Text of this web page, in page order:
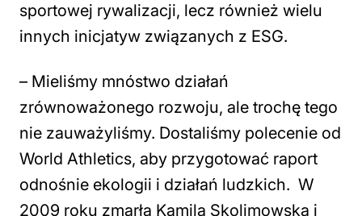
sportowej rywalizacji, lecz również wielu
innych inicjatyw związanych z ESG.
– Mieliśmy mnóstwo działań
zrównoważonego rozwoju, ale trochę tego
nie zauważyliśmy. Dostaliśmy polecenie od
World Athletics, aby przygotować raport
odnośnie ekologii i działań ludzkich. W
2009 roku zmarła Kamila Skolimowska i